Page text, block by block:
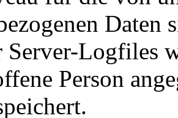
Daten
Server-Logfiles
Person